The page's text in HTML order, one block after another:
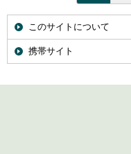
このサイトについて
携帯サイト